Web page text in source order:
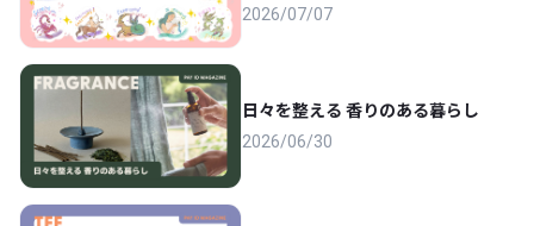
2026/07/07
日々を整える 香りのある暮らし
2026/06/30